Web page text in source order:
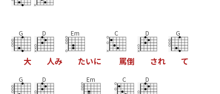
G
大
D
人み
Em
たいに
C
罵倒
D
され
G
て
G D Em C D